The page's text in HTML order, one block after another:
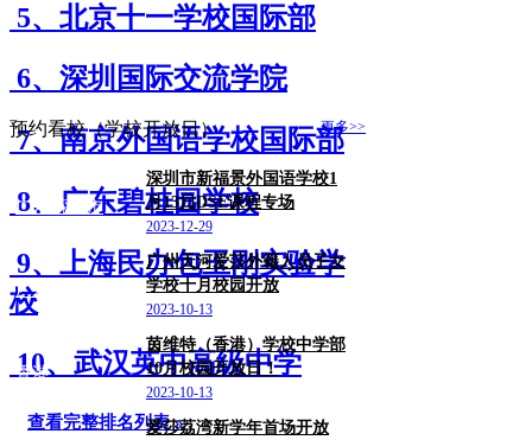
5、北京十一学校国际部
6、深圳国际交流学院
7、南京外国语学校国际部
8、广东碧桂园学校
9、上海民办包玉刚实验学
校
10、武汉英中高级中学
查看完整排名列表 »
预约看校（学校开放日） 更多>>
广东/深圳市
深圳市新福景外国语学校1
月13日DSE课程专场
2023-12-29
广东
广州天河爱莎外籍人员子女
学校十月校园开放
2023-10-13
香港
茵维特（香港）学校中学部
10月校园开放日！
2023-10-13
爱莎荔湾新学年首场开放